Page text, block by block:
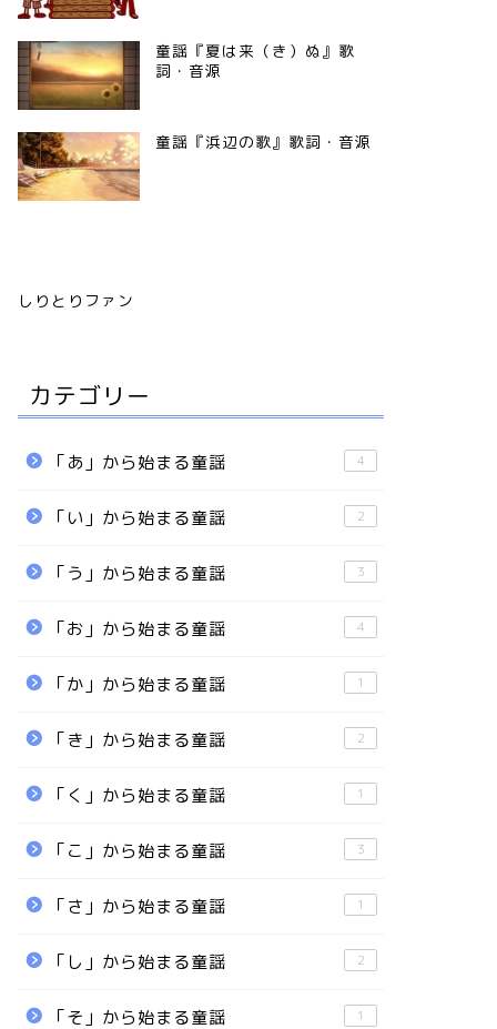
童謡『夏は来（き）ぬ』歌
詞・音源
童謡『浜辺の歌』歌詞・音源
しりとりファン
カテゴリー
「あ」から始まる童謡 4
「い」から始まる童謡 2
「う」から始まる童謡 3
「お」から始まる童謡 4
「か」から始まる童謡 1
「き」から始まる童謡 2
「く」から始まる童謡 1
「こ」から始まる童謡 3
「さ」から始まる童謡 1
「し」から始まる童謡 2
「そ」から始まる童謡 1